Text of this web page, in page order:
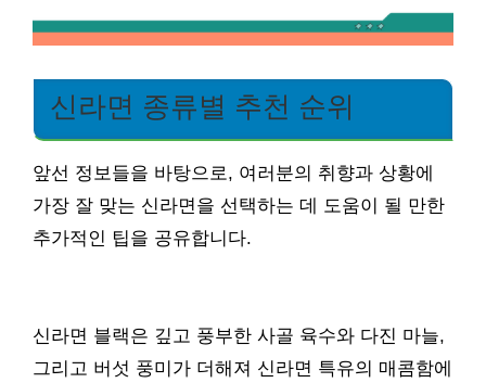
신라면 종류별 추천 순위
앞선 정보들을 바탕으로, 여러분의 취향과 상황에
가장 잘 맞는 신라면을 선택하는 데 도움이 될 만한
추가적인 팁을 공유합니다.
신라면 블랙은 깊고 풍부한 사골 육수와 다진 마늘,
그리고 버섯 풍미가 더해져 신라면 특유의 매콤함에